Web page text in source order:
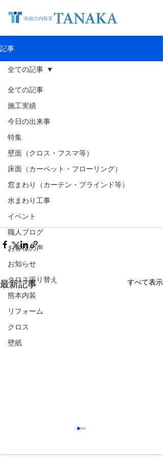
記事
全ての記事
施工実績
今日の出来事
特集
壁面（クロス・フスマ等）
床面（カーペット・フローリング）
窓まわり（カーテン・ブラインド等）
水まわり工事
イベント
職人ブログ
お客様の声
お知らせ
クロス張り替え
熊本内装
リフォーム
クロス
壁紙
全ての記事
最新記事 すべて表示